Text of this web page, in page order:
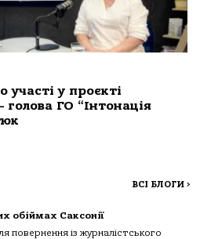
у проєкті
ГО “Інтонація
ВСІ БЛОГИ >
обіймах Саксонії
повернення із журналістського